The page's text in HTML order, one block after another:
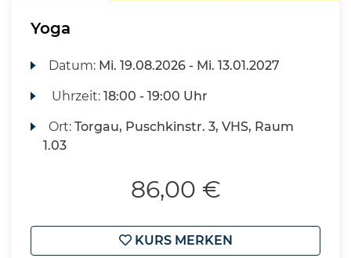
Yoga
Datum: Mi. 19.08.2026 - Mi. 13.01.2027
Uhrzeit:18:00 - 19:00 Uhr
Ort:Torgau, Puschkinstr. 3, VHS, Raum
1.03
86,00 €
KURS MERKEN